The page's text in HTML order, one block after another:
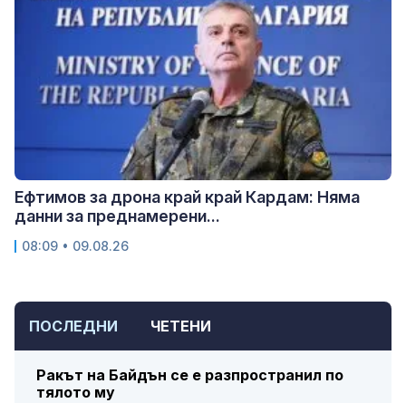
ПОСЛЕДНИ ЧЕТЕНИ
Ракът на Байдън се е разпространил по
тялото му
Ефтимов за дрона край край Кардам: Няма
данни за преднамерени...
08:09 • 09.08.26